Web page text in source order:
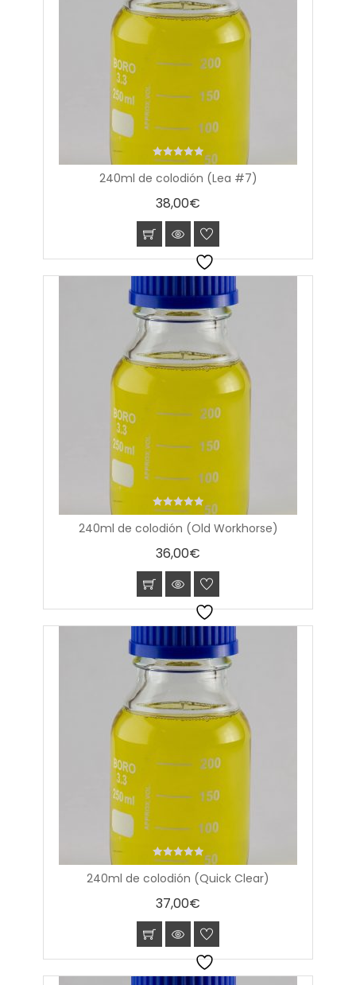
240ml de colodión (Lea #7)
0
out
538,00€
240ml de colodión (Old Workhorse)
0
out
536,00€
240ml de colodión (Quick Clear)
0
out
537,00€